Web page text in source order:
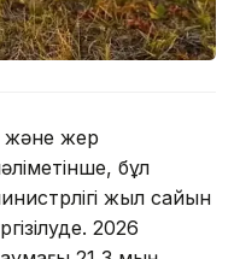
және жер
бұл
жыл сайын
2026